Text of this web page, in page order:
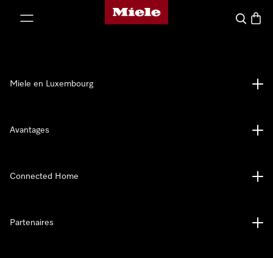
Page d'accueil de Miele
Panier
Miele en Luxembourg
Avantages
Connected Home
Partenaires